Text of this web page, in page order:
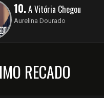
10.A Vitória Chegou
Aurelina Dourado
RECADO